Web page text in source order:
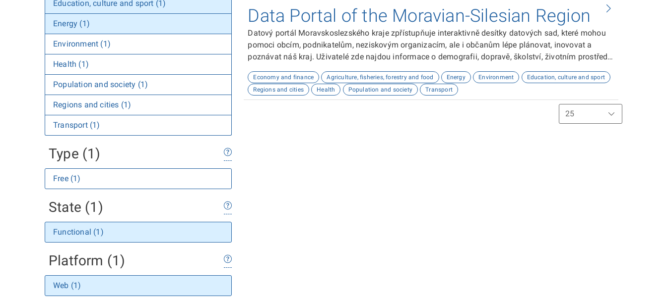
Education, culture and sport (1)
Energy (1)
Environment (1)
Health (1)
Population and society (1)
Regions and cities (1)
Transport (1)
Type (1)
Free (1)
State (1)
Functional (1)
Platform (1)
Web (1)
Data Portal of the Moravian-Silesian Region
Datový portál Moravskoslezského kraje zpřístupňuje interaktivně desítky datových sad, které mohou
pomoci obcím, podnikatelům, neziskovým organizacím, ale i občanům lépe plánovat, inovovat a
poznávat náš kraj. Uživatelé zde najdou informace o demografii, dopravě, školství, životním prostředí,
Economy and finance Agriculture, fisheries, forestry and food Energy Environment
Education, culture and sport
Regions and cities
Health Population and society Transport